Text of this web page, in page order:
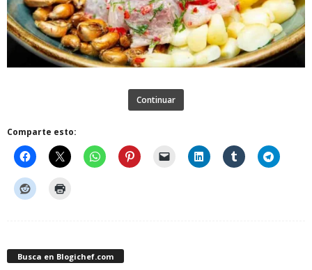
Continuar
Comparte esto:
Busca en Blogichef.com